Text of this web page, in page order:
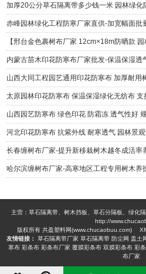
山西园艺防寒布 绿色印花 防霜冻 透气性好
河北印花防寒布 抗紫外线 耐寒透气 园林景
长春缠树布厂家-提升新移栽树木越冬成活率
哈尔滨缠树布厂家-高寒地区工程专用树木养
主营：草石隔离带、树木挡板、草石分隔板、绿化
http://
版权所有 共盈塑料网(www.chucaobuu.com)
友情链接：
草石隔离带厂家 草石隔离带 防尘网 盖土
寒布 彩条布 彩条布厂家 覆膜彩条布 双膜彩条布 彩
布厂家